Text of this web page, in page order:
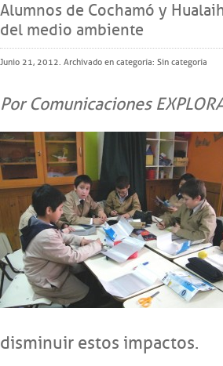
Alumnos de Cochamó y
del medio ambiente
Junio 21, 2012. Archivado en categoría: Sin categoría
Por Comunicaciones
disminuir estos impactos.